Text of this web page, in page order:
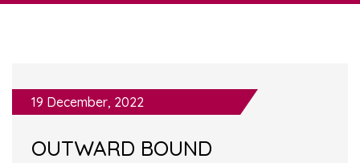
19 December, 2022
OUTWARD BOUND